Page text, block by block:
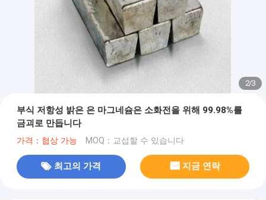
2/3
부식 저항성 밝은 은 마그네슘은 소화전을 위해 99.98%를
금괴로 만듭니다
가격：협상 가능 MOQ：교섭할 수 있습니다
최고의 가격 지금 연락